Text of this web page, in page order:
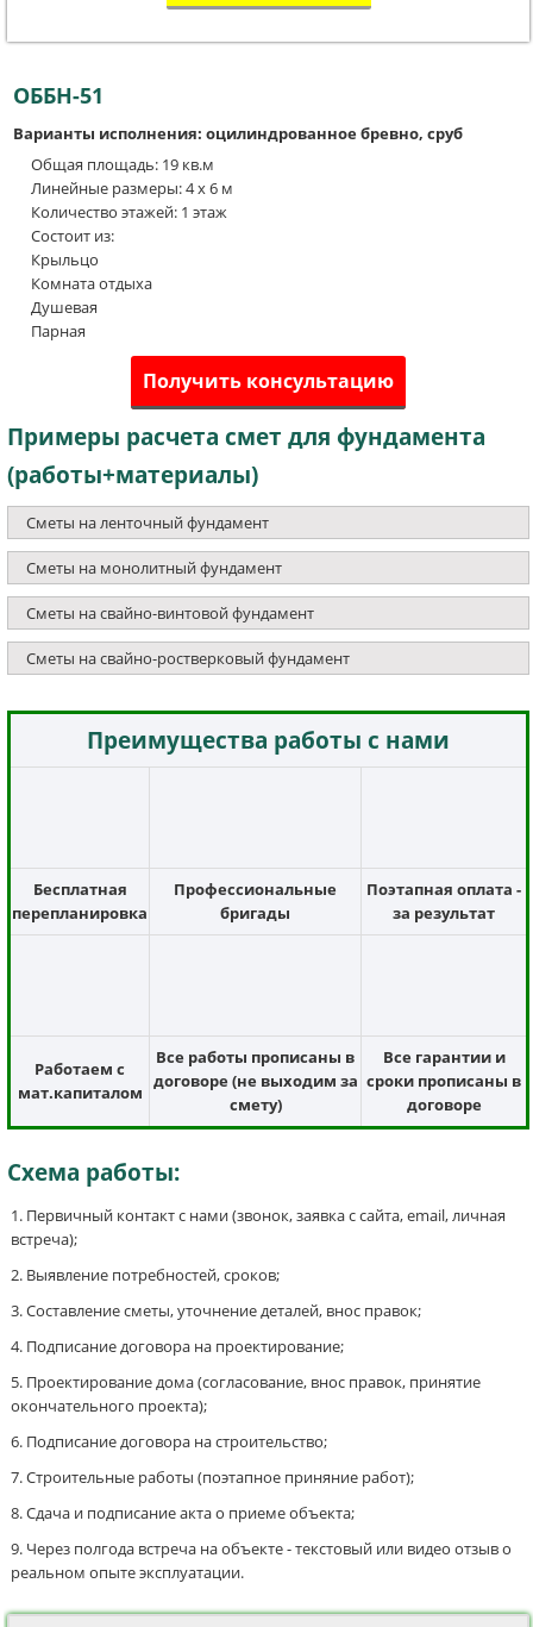
ОББН-51
Варианты исполнения: оцилиндрованное бревно, сруб
Общая площадь: 19 кв.м
Линейные размеры: 4 x 6 м
Количество этажей: 1 этаж
Состоит из:
Крыльцо
Комната отдыха
Душевая
Парная
Получить консультацию
Примеры расчета смет для фундамента
(работы+материалы)
Сметы на ленточный фундамент
Сметы на монолитный фундамент
Сметы на свайно-винтовой фундамент
Сметы на свайно-ростверковый фундамент
Преимущества работы с нами
Бесплатная
перепланировка
Профессиональные
бригады
Поэтапная оплата -
за результат
Работаем с
мат.капиталом
Все работы прописаны в
договоре (не выходим за
смету)
Все гарантии и
сроки прописаны в
договоре
Схема работы:
Первичный контакт с нами (звонок, заявка с сайта, email, личная
встреча);
Выявление потребностей, сроков;
Составление сметы, уточнение деталей, внос правок;
Подписание договора на проектирование;
Проектирование дома (согласование, внос правок, принятие
окончательного проекта);
Подписание договора на строительство;
Строительные работы (поэтапное приняние работ);
Сдача и подписание акта о приеме объекта;
Через полгода встреча на объекте - текстовый или видео отзыв о
реальном опыте эксплуатации.